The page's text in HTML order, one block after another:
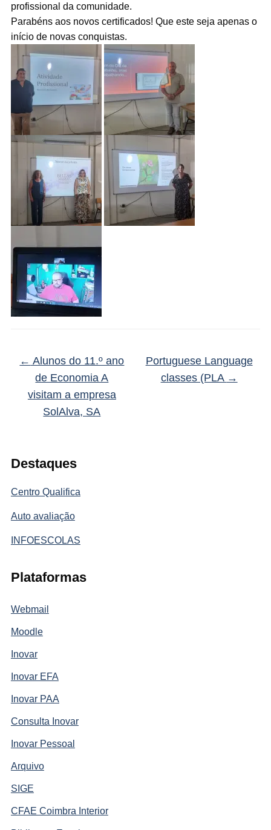
Destaques
Centro Qualifica
Auto avaliação
INFOESCOLAS
Plataformas
Webmail
Moodle
Inovar
Inovar EFA
Inovar PAA
Consulta Inovar
Inovar Pessoal
Arquivo
SIGE
CFAE Coimbra Interior
profissional da comunidade.
Parabéns aos novos certificados! Que este seja apenas o
início de novas conquistas.
← Alunos do 11.º ano
de Economia A
visitam a empresa
SolAlva, SA
Portuguese Language
classes (PLA →